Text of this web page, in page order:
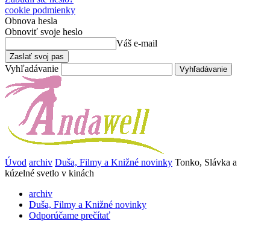
cookie podmienky
Obnova hesla
Obnoviť svoje heslo
Váš e-mail
Vyhľadávanie
Úvod archiv Duša, Filmy a Knižné novinky Tonko, Slávka a
kúzelné svetlo v kinách
archiv
Duša, Filmy a Knižné novinky
Odporúčame prečítať